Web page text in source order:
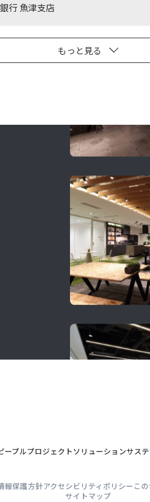
行 魚津支店
もっと見る
ープルプロジェクトソリューションサス
報保護方針アクセシビリティポリシー こ
サイトマップ